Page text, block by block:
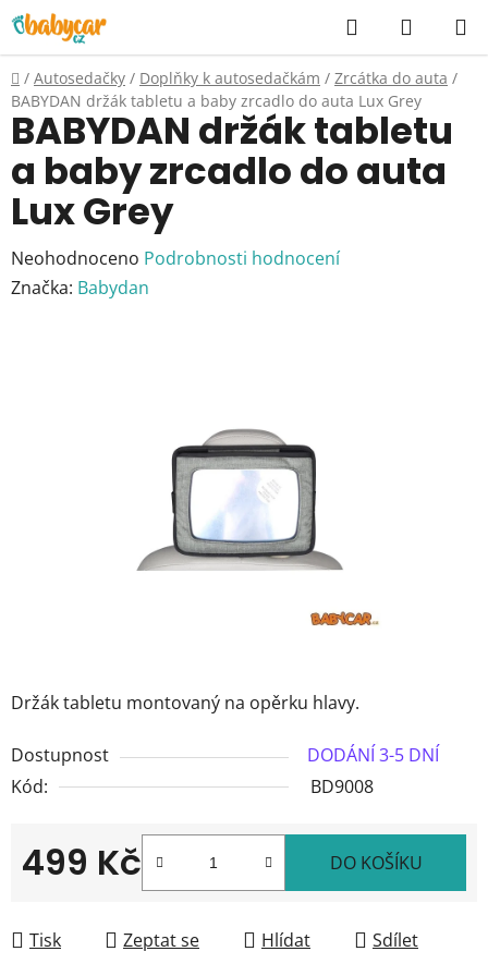
Přejít
na
obsah
Hledat
KOŠÍK
Domů
/ Autosedačky / Doplňky k autosedačkám / Zrcátka do auta /
BABYDAN držák tabletu a baby zrcadlo do auta Lux Grey
Držák tabletu montovaný na opěrku hlavy.
Dostupnost
DODÁNÍ 3-5 DNÍ
Kód:
BD9008
499 Kč DO KOŠÍKU
Tisk Zeptat se Hlídat Sdílet
BABYDAN držák tabletu
a baby zrcadlo do auta
Lux Grey
Průměrné
hodnocení
Neohodnoceno Podrobnosti hodnocení
Značka: Babydan